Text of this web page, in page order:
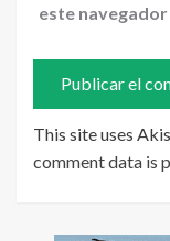
este
This site uses
comment data is